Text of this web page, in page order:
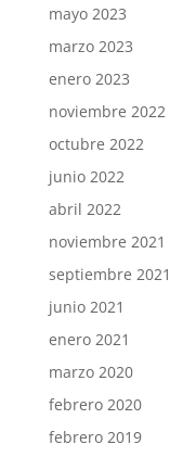
mayo 2023
marzo 2023
enero 2023
noviembre 2022
octubre 2022
junio 2022
abril 2022
noviembre 2021
septiembre 2021
junio 2021
enero 2021
marzo 2020
febrero 2020
febrero 2019